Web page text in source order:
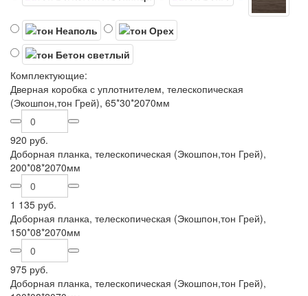
Комплектующие:
Дверная коробка с уплотнителем, телескопическая
(Экошпон,тон Грей), 65*30*2070мм
920 руб.
Доборная планка, телескопическая (Экошпон,тон Грей),
200*08*2070мм
1 135 руб.
Доборная планка, телескопическая (Экошпон,тон Грей),
150*08*2070мм
975 руб.
Доборная планка, телескопическая (Экошпон,тон Грей),